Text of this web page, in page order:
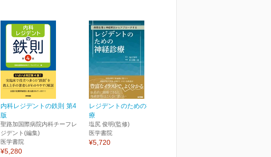
内科レジデントの鉄則 第4
版
聖路加国際病院内科チーフレ
ジデント(編集)
医学書院
¥5,280
レジデントのための神経診
療
塩尻 俊明(監修)
医学書院
¥5,720